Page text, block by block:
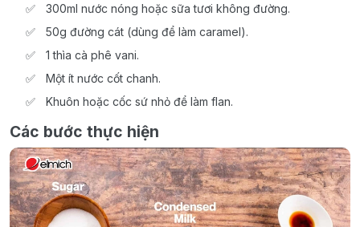
300ml nước nóng hoặc sữa tươi không đường.
50g đường cát (dùng để làm caramel).
1 thìa cà phê vani.
Một ít nước cốt chanh.
Khuôn hoặc cốc sứ nhỏ để làm flan.
Các bước thực hiện